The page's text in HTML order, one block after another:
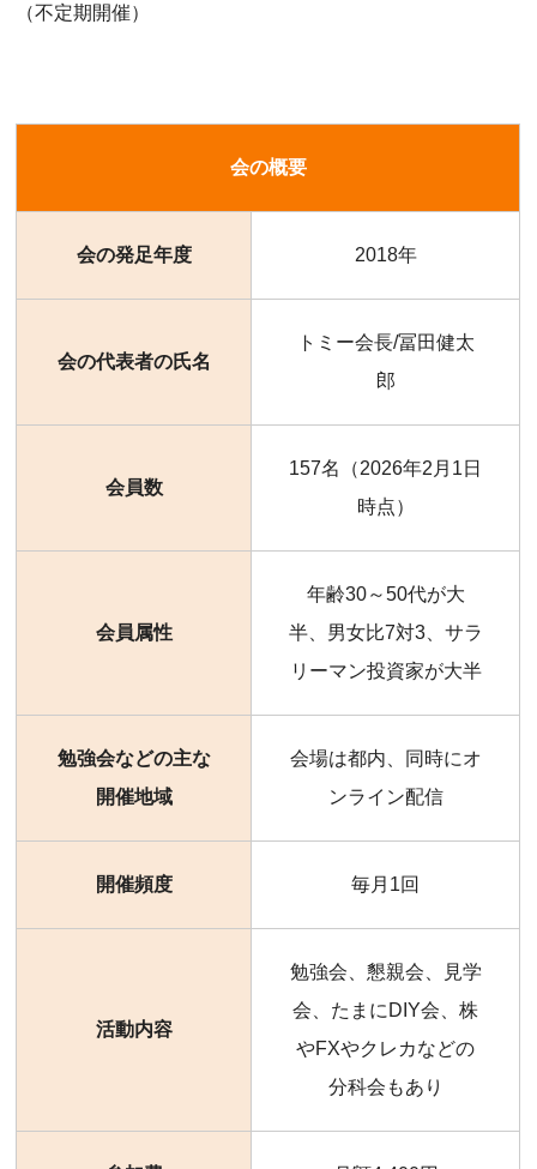
（不定期開催）
会の概要
会の発足年度 2018年
会の代表者の氏名
トミー会長/冨田健太
郎
会員数
157名（2026年2月1日
時点）
会員属性
年齢30～50代が大
半、男女比7対3、サラ
リーマン投資家が大半
勉強会などの主な
開催地域
会場は都内、同時にオ
ンライン配信
開催頻度 毎月1回
活動内容
勉強会、懇親会、見学
会、たまにDIY会、株
やFXやクレカなどの
分科会もあり